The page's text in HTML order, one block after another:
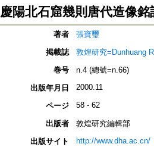
慶陽北石窟幾則唐代造像銘
著者
張寶璽
掲載誌
敦煌研究=Dunhuang
巻号
n.4 (總號=n.66)
出版年月日
2000.11
ページ 58 - 62
出版者
敦煌研究編輯部
出版サイト
http://www.dha.ac.cn/